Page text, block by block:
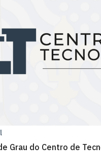
Grau do Centro de